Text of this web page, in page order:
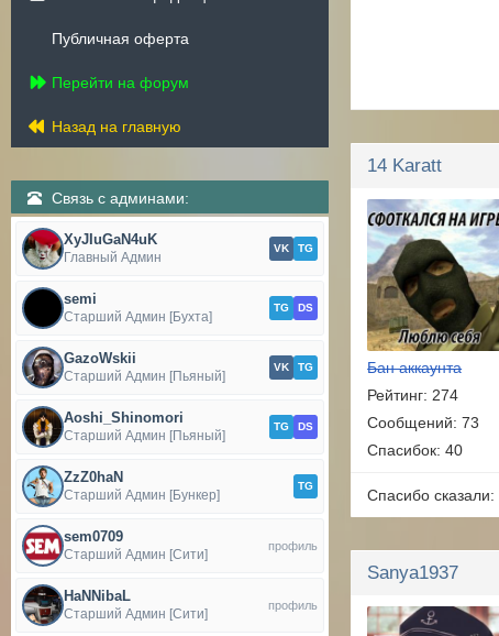
Публичная оферта
Перейти на форум
Назад на главную
Связь с админами:
XyJIuGaN4uK
Главный Админ
VK TG
semi
Старший Админ [Бухта]
TG DS
GazoWskii
Старший Админ [Пьяный]
VK TG
Aoshi_Shinomori
Старший Админ [Пьяный]
TG DS
ZzZ0haN
Старший Админ [Бункер]
TG
sem0709
Старший Админ [Сити]
профиль
HaNNibaL
Старший Админ [Сити]
профиль
14 Karatt
Бан аккаунта
Рейтинг: 274
Сообщений: 73
Спасибок: 40
Спасибо сказали:
Sanya1937